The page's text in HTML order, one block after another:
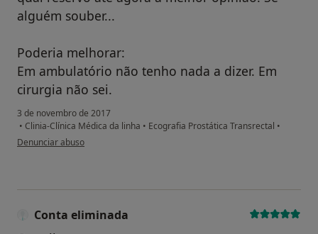
alguém souber...
Poderia melhorar:
Em ambulatório não tenho nada a dizer. Em
cirurgia não sei.
3 de novembro de 2017
• Clinia-Clínica Médica da linha • Ecografia Prostática Transrectal •
na opinião do utilizador Conta eliminada
Denunciar abuso
Conta eliminada